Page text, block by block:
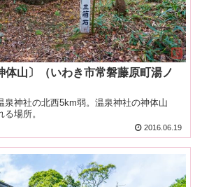
体山〕（いわき市常磐藤原町湯ノ
泉神社の北西5km弱。温泉神社の神体山
場所。
2016.06.19